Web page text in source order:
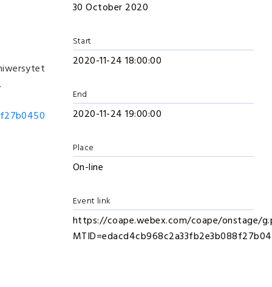
450
30 October 2020
Start
2020-11-24 18:00:00
End
2020-11-24 19:00:00
Place
On-line
Event link
https://coape.webex.com/coape/onstage/